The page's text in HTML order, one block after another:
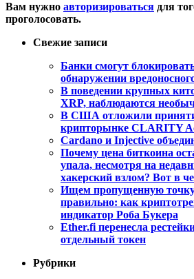
Вам нужно авторизироваться для
проголосовать.
Свежие записи
Банки смогут
обнаружении
В поведении крупных
XRP, наблюдаются
В США отложили
крипторынке CLARITY
Cardano и Injective
Почему цена биткоина
упала, несмотря на
хакерский взлом? Вот в
Ищем пропущенную точку
правильно: как
индикатор Роба Букера
Ether.fi перенесла
отдельный токен
Рубрики